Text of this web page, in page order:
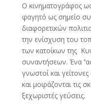
Ο κινηματογράφος
φαγητό ως σημείο
διαφορετικών
την ενίσχυση του
των κατοίκων της
συναντήσεων. Ένα
γνωστοί και
και μοιράζονται τις
ξεχωριστές γεύσεις.